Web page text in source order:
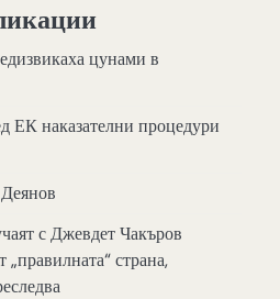
цунами в
ЕК наказателни процедури
с Джевдет Чакъров
страна,